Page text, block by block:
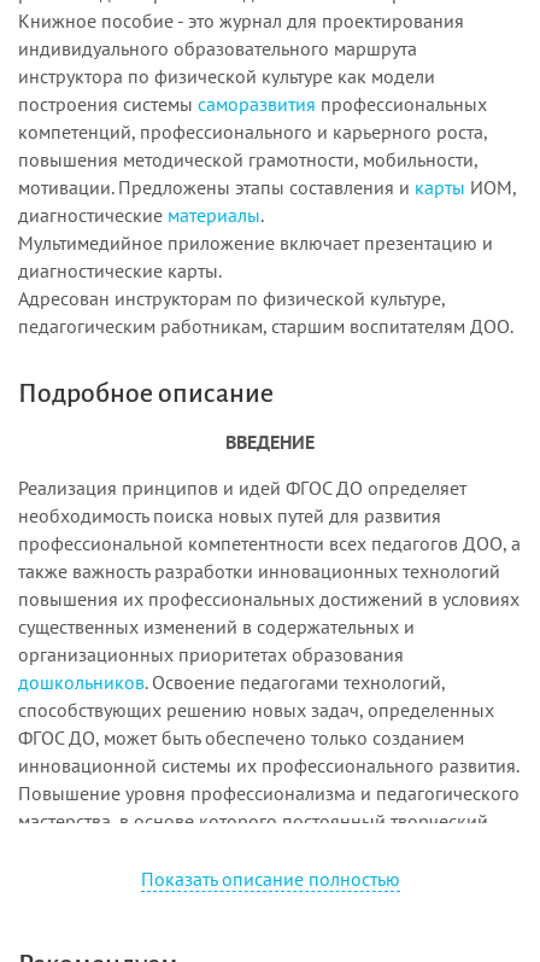
Книжное пособие - это журнал для проектирования
индивидуального образовательного маршрута
инструктора по физической культуре как модели
построения системы саморазвития профессиональных
компетенций, профессионального и карьерного роста,
повышения методической грамотности, мобильности,
мотивации. Предложены этапы составления и карты ИОМ,
диагностические материалы.
Мультимедийное приложение включает презентацию и
диагностические карты.
Адресован инструкторам по физической культуре,
педагогическим работникам, старшим воспитателям ДОО.
Подробное описание
ВВЕДЕНИЕ
Реализация принципов и идей ФГОС ДО определяет
необходимость поиска новых путей для развития
профессиональной компетентности всех педагогов ДОО, а
также важность разработки инновационных технологий
повышения их профессиональных достижений в условиях
существенных изменений в содержательных и
организационных приоритетах образования
дошкольников. Освоение педагогами технологий,
способствующих решению новых задач, определенных
ФГОС ДО, может быть обеспечено только созданием
инновационной системы их профессионального развития.
Повышение уровня профессионализма и педагогического
мастерства, в основе которого постоянный творческий
Развитие профессиональной компетентности педагога –
и модернизации, но и создания инновационного
Показать описание полностью